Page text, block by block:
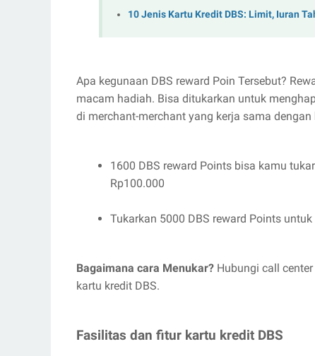
10 Jenis Kartu Kredit DBS: Limit, Iuran
Apa kegunaan DBS reward Poin Tersebut?
macam hadiah. Bisa ditukarkan untuk
di merchant-merchant yang kerja sama
1600 DBS reward Points bisa kamu
Rp100.000
Tukarkan 5000 DBS reward Points
Bagaimana cara Menukar? Hubungi call
kartu kredit DBS.
Fasilitas dan fitur kartu kredit DBS